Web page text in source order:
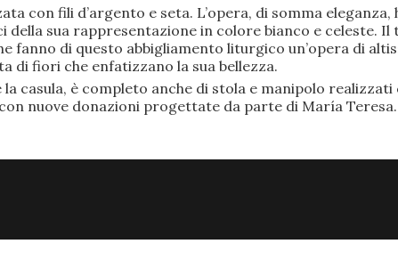
con fili d’argento e seta. L’opera, di somma
della sua rappresentazione in colore bianco e celeste.
fanno di questo abbigliamento liturgico un’opera di
di fiori che enfatizzano la sua bellezza.
casula, è completo anche di stola e manipolo realizzati
nuove donazioni progettate da parte di María Teresa.